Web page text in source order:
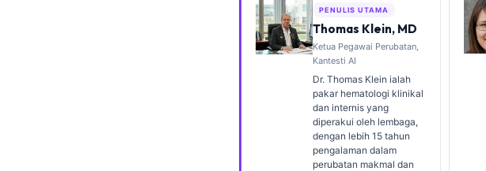
PENULIS UTAMA
Thomas Klein, MD
Ketua Pegawai Perubatan,
Kantesti AI
Dr. Thomas Klein ialah
pakar hematologi klinikal
dan internis yang
diperakui oleh lembaga,
dengan lebih 15 tahun
pengalaman dalam
perubatan makmal dan